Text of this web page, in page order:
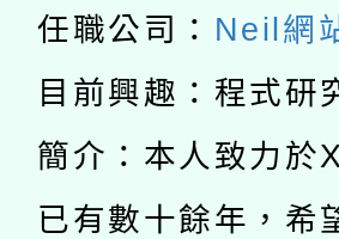
礎課程
A3數位素養
「數位內容
pilot」
有關大陸委
薪期間赴陸
轉知經濟部
任職公司： Neil網
目前興趣：程式研
簡介：本人致力於
已有數十餘年，希